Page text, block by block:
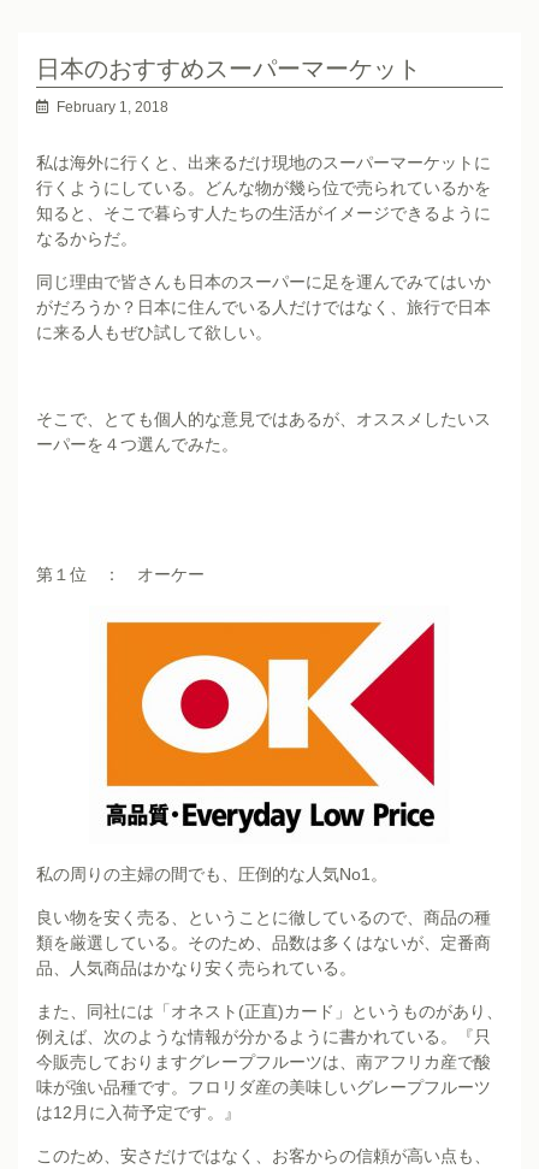
日本のおすすめスーパーマーケット
February 1, 2018
私は海外に行くと、出来るだけ現地のスーパーマーケットに
行くようにしている。どんな物が幾ら位で売られているかを
知ると、そこで暮らす人たちの生活がイメージできるように
なるからだ。
同じ理由で皆さんも日本のスーパーに足を運んでみてはいか
がだろうか？日本に住んでいる人だけではなく、旅行で日本
に来る人もぜひ試して欲しい。
そこで、とても個人的な意見ではあるが、オススメしたいス
ーパーを４つ選んでみた。
第１位 ： オーケー
私の周りの主婦の間でも、圧倒的な人気No1。
良い物を安く売る、ということに徹しているので、商品の種
類を厳選している。そのため、品数は多くはないが、定番商
品、人気商品はかなり安く売られている。
また、同社には「オネスト(正直)カード」というものがあり、
例えば、次のような情報が分かるように書かれている。『只
今販売しておりますグレープフルーツは、南アフリカ産で酸
味が強い品種です。フロリダ産の美味しいグレープフルーツ
は12月に入荷予定です。』
このため、安さだけではなく、お客からの信頼が高い点も、